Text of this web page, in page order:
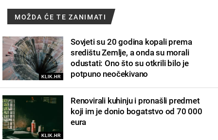
MOŽDA ĆE TE ZANIMATI
KLIK.HR
Sovjeti su 20 godina kopali prema
središtu Zemlje, a onda su morali
odustati: Ono što su otkrili bilo je
potpuno neočekivano
KLIK.HR
Renovirali kuhinju i pronašli predmet
koji im je donio bogatstvo od 70 000
eura